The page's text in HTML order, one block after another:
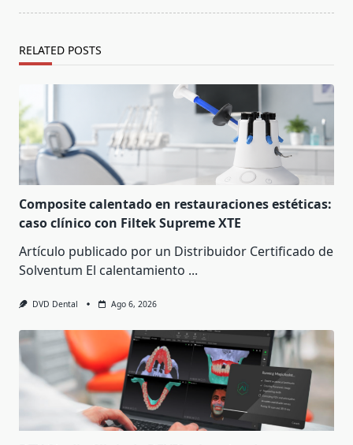
RELATED POSTS
Composite calentado en restauraciones estéticas:
caso clínico con Filtek Supreme XTE
Artículo publicado por un Distribuidor Certificado de
Solventum El calentamiento ...
DVD Dental Ago 6, 2026